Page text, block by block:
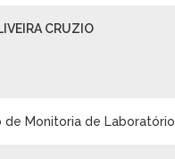
CRUZIO
de Monitoria de